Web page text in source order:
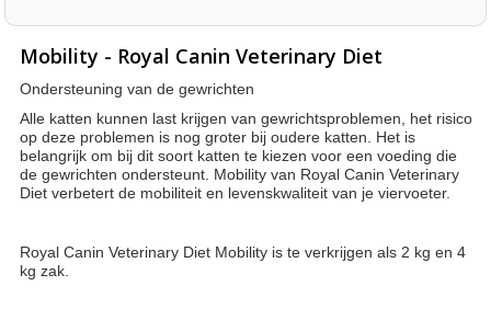
Mobility - Royal Canin Veterinary Diet
Ondersteuning van de gewrichten
Alle katten kunnen last krijgen van gewrichtsproblemen, het risico
op deze problemen is nog groter bij oudere katten. Het is
belangrijk om bij dit soort katten te kiezen voor een voeding die
de gewrichten ondersteunt. Mobility van Royal Canin Veterinary
Diet verbetert de mobiliteit en levenskwaliteit van je viervoeter.
Royal Canin Veterinary Diet Mobility is te verkrijgen als 2 kg en 4
kg zak.